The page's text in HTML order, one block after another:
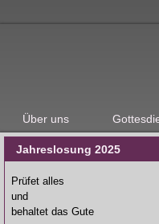
Über uns
Jahreslosung 2025
Prüfet alles
und
behaltet das Gute